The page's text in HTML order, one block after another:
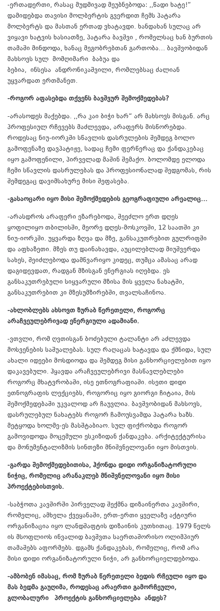
-ერთადერთი, რასაც მუდმივად მეუბნებოდა: ,,წადი ხატე!“
დამიდებდა თავისი მოლბერტის გვერდით ჩემს პატარა
მოლბერტს და მასთან ერთად ვხატავდი. ხანდახან სულაც არ
ვიყავი ხატვის ხასიათზე, პატარა ბავშვი , რომელსაც ხან ბურთის
თამაში მინდოდა, ხანაც მეგობრებთან გართობა… ბავშვობიდან
მახსოვს სულ მომღიმარი ბაბუა და
ბებია, ინსესა ანდრონიკაშვილი, რომლებსაც ძალიან
უყვარდათ ერთმანეთ.
-როგორ აფასებდა თქვენს ბავშვურ შემოქმედებას?
-არასოდეს მაქებდა. ,,რა კაი ბიჭი ხარ“ არ მახსოვს მისგან. არც
პროფესიულ რჩევებს მაძლევდა, არაფერს მისწორებდა.
როდესაც ნიუ-იორკში სწავლის დასრულების შემდეგ ბოლო
გამოფენაზე დავპატიჟე, სადაც ჩემი ფერწერაც და ქანდაკებაც
იყო გამოფენილი, პირველად მაშინ შემაქო. ბოლომდე ელოდა
ჩემი სწავლის დასრულებას და პროფესიონალად შედგომას, რის
შემდეგაც დავიმსახურე მისი შეფასება.
-გასაოცარი იყო მისი შემოქმედების გეოგრაფიული არეალიც…
-არასდროს არაფერი ეზარებოდა, შეეძლო ერთ დღეს
ყოფილიყო თბილისში, მეორე დღეს-მოსკოვში, 12 საათში კი
ნიუ-იორკში. უყვარდა ზღვა და მზე, განსაკუთრებით გულრიფში
და აფხაზეთი. მზეს თუ დაინახავდა, აუცილებლად მიუშვერდა
სახეს, შეიძლებოდა დამწვარიყო კიდეც, თუმცა ამასაც არად
დაგიდევდათ, რადგან მზისგან ენერგიას იღებდა. ეს
განსაკუთრებული სიყვარული მზისა მის ყველა ნახატში,
განსაკუთრებით კი მზესუმზირებში, თვალსაჩინოა.
-ახლობლებს ახსოვთ ზურაბ წერეთელი, როგორც
არაჩვეულებრივად ენერგიული ადამიანი.
-ვთვლი, რომ ღვთისგან ბოძებული ტალანტი არ აძლევდა
მოსვენების საშუალებას. სულ რაღაცას ხატავდა და ქმნიდა, სულ
ახალი იდეები მოსდიოდა და შემდეგ მისი განხორციელებით იყო
დაკავებული. ჰყავდა არაჩვეულებრივი მასწავლებლები
როგორც მხატვრობაში, ისე ეთნოგრაფიაში. ისეთი დიდი
ეთნოგრაფის ლექციებს, როგორიც იყო გიორგი ჩიტაია, მის
შემოქმედებაში უკვალოდ არ ჩაუვლია. ბავშვობიდან მახსოვს,
დასრულებულ ნახატებს როგორ ჩამოუსვამდა პატარა ხაზს.
მეტყოდა ხოლმე-ეს მასშტაბიაო. სულ ფიქრობდა როგორ
გამოვიდოდა მოცემული ესკიზიდან ქანდაკება. არქიტექტურისა
და მონუმენტალიზმის სინთეზი მნიშვნელოვანი იყო მისთვის.
-გარდა შემოქმედებითისა, ჰქონდა დიდი ორგანიზატორული
ნიჭიც, რომელიც არანაკლებ მნიშვნელოვანი იყო მისი
პროექტებისთვის.
-საბჭოთა კავშირში პირველად შექმნა დიზაინერთა კავშირი,
რომელიც, ამხელა ქვეყანაში, ერთ-ერთი ყველაზე აქტიური
ორგანიზაცია იყო ლანდშაფტის დიზაინის კუთხითაც. 1979 წელს
ის მსოფლიოს ინვალიდ ბავშვთა საერთაშორისო ოლიმპიურ
თამაშებს აფორმებს. დგამს ქანდაკებას, რომელიც, რომ არა
მისი დიდი ორგანიზატორული ნიჭი, არ განხორციელდებოდა.
-ამბობენ იმასაც, რომ ზურაბ წერეთელი ბედის რჩეული იყო და
მას ბედმა გაუღიმა, როდესაც არაერთი გამორჩეული,
გლობალური პროექტის განხორციელება ანდეს?